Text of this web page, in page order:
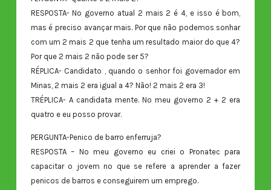
RESPOSTA- No governo atual 2 mais 2 é 4, e isso é bom,
mas é preciso avançar mais. Por que não podemos sonhar
com um 2 mais 2 que tenha um resultado maior do que 4?
Por que 2 mais 2 não pode ser 5?
RÉPLICA- Candidato , quando o senhor foi governador em
Minas, 2 mais 2 era igual a 4? Não! 2 mais 2 era 3!
TRÉPLICA- A candidata mente. No meu governo 2 + 2 era
quatro e eu posso provar.
PERGUNTA-Penico de barro enferruja?
RESPOSTA – No meu governo eu criei o Pronatec para
capacitar o jovem no que se refere a aprender a fazer
penicos de barros e conseguirem um emprego.